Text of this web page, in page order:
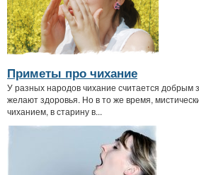
Приметы про чихание
У разных народов чихание считается добрым
желают здоровья. Но в то же время,
чиханием, в старину в...